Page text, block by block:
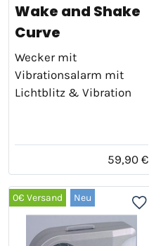
Wake and Shake
Curve
Wecker mit
Vibrationsalarm mit
Lichtblitz & Vibration
59,90 €
0€ Versand Neu